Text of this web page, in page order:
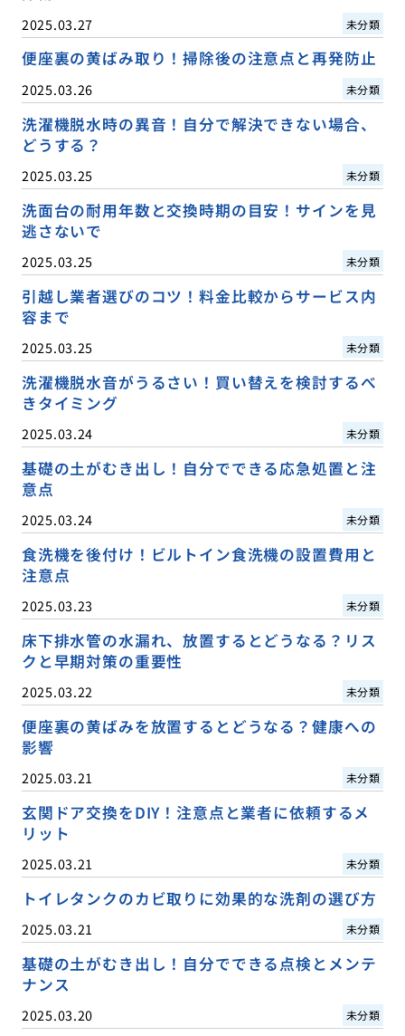
2025.03.27 未分類
便座裏の黄ばみ取り！掃除後の注意点と再発防止
2025.03.26 未分類
洗濯機脱水時の異音！自分で解決できない場合、
どうする？
2025.03.25 未分類
洗面台の耐用年数と交換時期の目安！サインを見
逃さないで
2025.03.25 未分類
引越し業者選びのコツ！料金比較からサービス内
容まで
2025.03.25 未分類
洗濯機脱水音がうるさい！買い替えを検討するべ
きタイミング
2025.03.24 未分類
基礎の土がむき出し！自分でできる応急処置と注
意点
2025.03.24 未分類
食洗機を後付け！ビルトイン食洗機の設置費用と
注意点
2025.03.23 未分類
床下排水管の水漏れ、放置するとどうなる？リス
クと早期対策の重要性
2025.03.22 未分類
便座裏の黄ばみを放置するとどうなる？健康への
影響
2025.03.21 未分類
玄関ドア交換をDIY！注意点と業者に依頼するメ
リット
2025.03.21 未分類
トイレタンクのカビ取りに効果的な洗剤の選び方
2025.03.21 未分類
基礎の土がむき出し！自分でできる点検とメンテ
ナンス
2025.03.20 未分類